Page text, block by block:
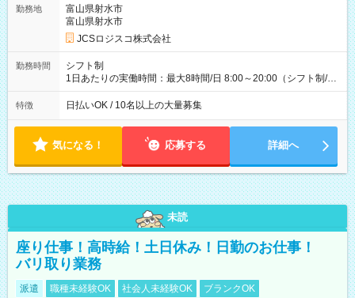
万円／週6日稼働 ・地方郊外エリア 月収40万円／週5日稼働 月
収40万円~50万円／週6日稼働 ＜モデルイメージ＞ ■月収50万
円 (27歳男性/江東区在住)※元建築関係 1日150個配達×25日勤務
(日休み) ■月収80万円(43歳男性/墨田区在住)※元営業 1日200個
勤務地
富山県射水市
富山県射水市
JCSロジスコ株式会社
勤務時間
シフト制
1日あたりの実働時間：最大8時間/日 8:00～20:00（シフト制/実
働8時間） ※週5日勤務（場所次第では週4も有り） ※配達状況
によって時間外での勤務可能性有り ※案件により多少の前後あ
特徴 日払いOK / 10名以上の大量募集
気になる！ 応募する 詳細へ
未読
座り仕事！高時給！土日休み！日勤のお仕事！
バリ取り業務
派遣 職種未経験OK 社会人未経験OK
ブランクOK